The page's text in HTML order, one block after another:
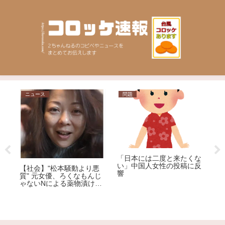
"松本騒動より悪
、ろくなもんじ
による薬物漬けレ
問題
「日本には二度と来たくな
い」中国人女性の投稿に反
響
ニュース
「健康保険証」
に廃止も…「マ
証」に移行した